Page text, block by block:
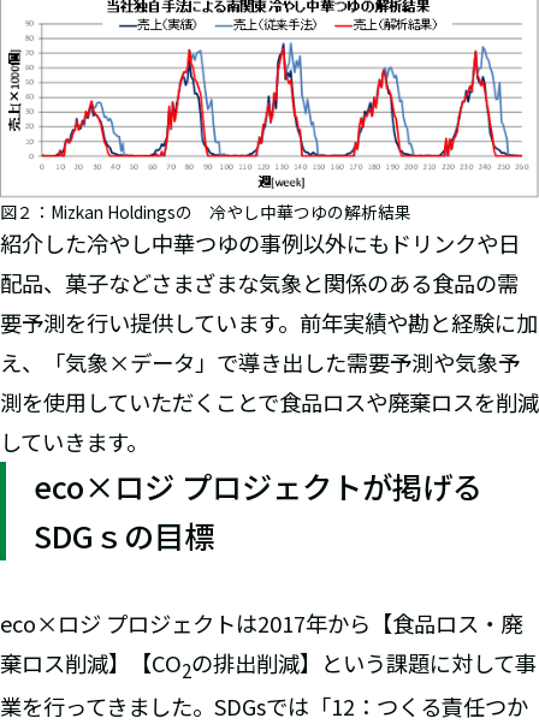
図２：Mizkan Holdingsの 冷やし中華つゆの解析結果
紹介した冷やし中華つゆの事例以外にもドリンクや日
配品、菓子などさまざまな気象と関係のある食品の需
要予測を行い提供しています。前年実績や勘と経験に加
え、「気象×データ」で導き出した需要予測や気象予
測を使用していただくことで食品ロスや廃棄ロスを削減
していきます。
eco×ロジ プロジェクトが掲げる
SDGｓの目標
eco×ロジ プロジェクトは2017年から【食品ロス・廃
棄ロス削減】【CO2の排出削減】という課題に対して事
業を行ってきました。SDGsでは「12：つくる責任つか